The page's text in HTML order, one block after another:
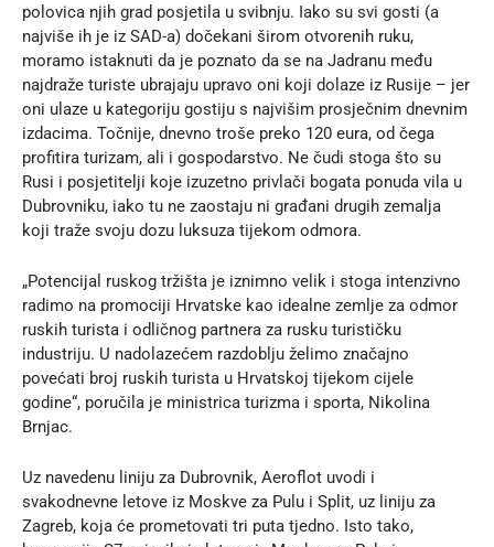
polovica njih grad posjetila u svibnju. Iako su svi gosti (a
najviše ih je iz SAD-a) dočekani širom otvorenih ruku,
moramo istaknuti da je poznato da se na Jadranu među
najdraže turiste ubrajaju upravo oni koji dolaze iz Rusije – jer
oni ulaze u kategoriju gostiju s najvišim prosječnim dnevnim
izdacima. Točnije, dnevno troše preko 120 eura, od čega
profitira turizam, ali i gospodarstvo. Ne čudi stoga što su
Rusi i posjetitelji koje izuzetno privlači bogata ponuda vila u
Dubrovniku, iako tu ne zaostaju ni građani drugih zemalja
koji traže svoju dozu luksuza tijekom odmora.
„Potencijal ruskog tržišta je iznimno velik i stoga intenzivno
radimo na promociji Hrvatske kao idealne zemlje za odmor
ruskih turista i odličnog partnera za rusku turističku
industriju. U nadolazećem razdoblju želimo značajno
povećati broj ruskih turista u Hrvatskoj tijekom cijele
godine“, poručila je ministrica turizma i sporta, Nikolina
Brnjac.
Uz navedenu liniju za Dubrovnik, Aeroflot uvodi i
svakodnevne letove iz Moskve za Pulu i Split, uz liniju za
Zagreb, koja će prometovati tri puta tjedno. Isto tako,